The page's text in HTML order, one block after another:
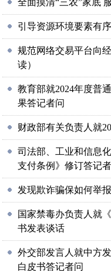
全面摸清“三农”家底
引导资源环境要素有
规范网络交易平台向
读）
教育部就2024年度普
果答记者问
财政部有关负责人就
司法部、工业和信息
支付条例》修订答记
发现欺诈骗保如何举
国家禁毒办负责人就
书发表谈话
外交部发言人就中方
白皮书答记者问